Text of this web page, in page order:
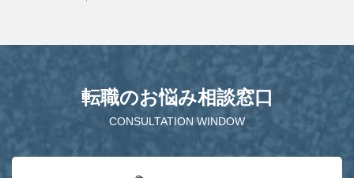
CONSULTATION WINDOW
転職のお悩み相談窓口